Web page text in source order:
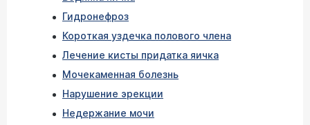
Гидронефроз
Короткая уздечка полового члена
Лечение кисты придатка яичка
Мочекаменная болезнь
Нарушение эрекции
Недержание мочи